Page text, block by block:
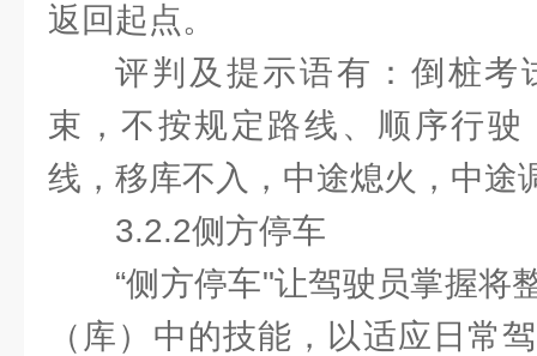
返回起点。
评判及提示语有：倒桩考
束，不按规定路线、顺序行
线，移库不入，中途熄火，中途
3.2.2侧方停车
“侧方停车"让驾驶员掌握将
（库）中的技能，以适应日常